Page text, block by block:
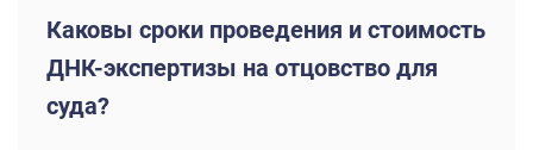
Каковы сроки проведения и стоимость
ДНК-экспертизы на отцовство для
суда?